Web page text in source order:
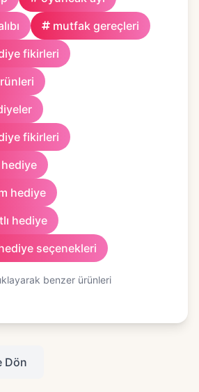
mutfak gereçleri
fikirleri
fikirleri
hediye
hediye
seçenekleri
benzer ürünleri
Dön